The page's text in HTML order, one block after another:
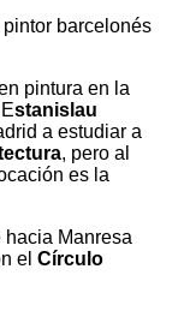
barcelonés
pintura en la
stanislau
a estudiar a
, pero al
es la
Manresa
el Círculo